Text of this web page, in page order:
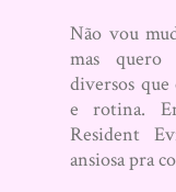
Não vou
mas quero
diversos
e rotina.
Resident
ansiosa pra